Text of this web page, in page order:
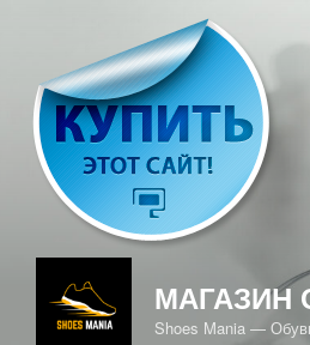
содержимому
МАГАЗИН
Shoes Mania —